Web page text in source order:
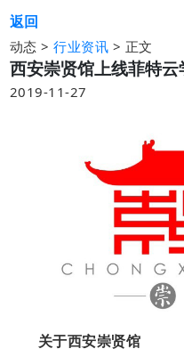
返回
动态 >行业资讯 > 正文
西安崇贤馆上线菲特
2019-11-27
关于西安崇贤馆